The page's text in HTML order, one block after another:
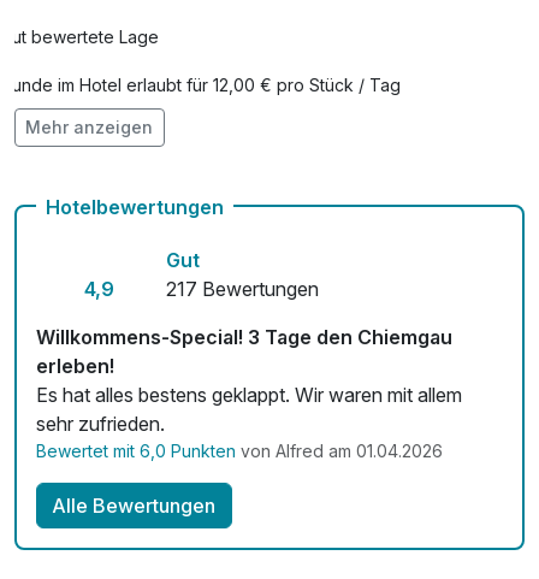
Gut bewertete Lage
Hunde im Hotel erlaubt für 12,00 € pro Stück / Tag
Auch vegetarische Speisen
Mehr anzeigen
Hotelbewertungen
4,9
Gut
217 Bewertungen
Willkommens-Special! 3 Tage den Chiemgau
erleben!
Es hat alles bestens geklappt. Wir waren mit allem
sehr zufrieden.
Bewertet mit 6,0 Punkten von Alfred am 01.04.2026
Alle Bewertungen